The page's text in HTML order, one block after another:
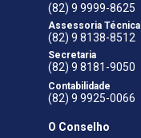
(82) 9 9999-8625
Assessoria Técnica
(82) 9 8138-8512
Secretaria
(82) 9 8181-9050
Contabilidade
(82) 9 9925-0066
O Conselho